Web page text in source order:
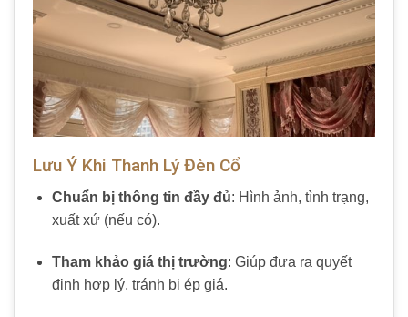
Lưu Ý Khi Thanh Lý Đèn Cổ
Chuẩn bị thông tin đầy đủ: Hình ảnh, tình trạng,
xuất xứ (nếu có).
Tham khảo giá thị trường: Giúp đưa ra quyết
định hợp lý, tránh bị ép giá.